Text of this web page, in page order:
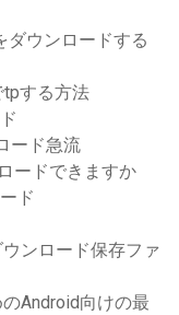
ダウンロードする
tpする方法
ード急流
ードできますか
ド
ンロード保存ファ
Android向けの最